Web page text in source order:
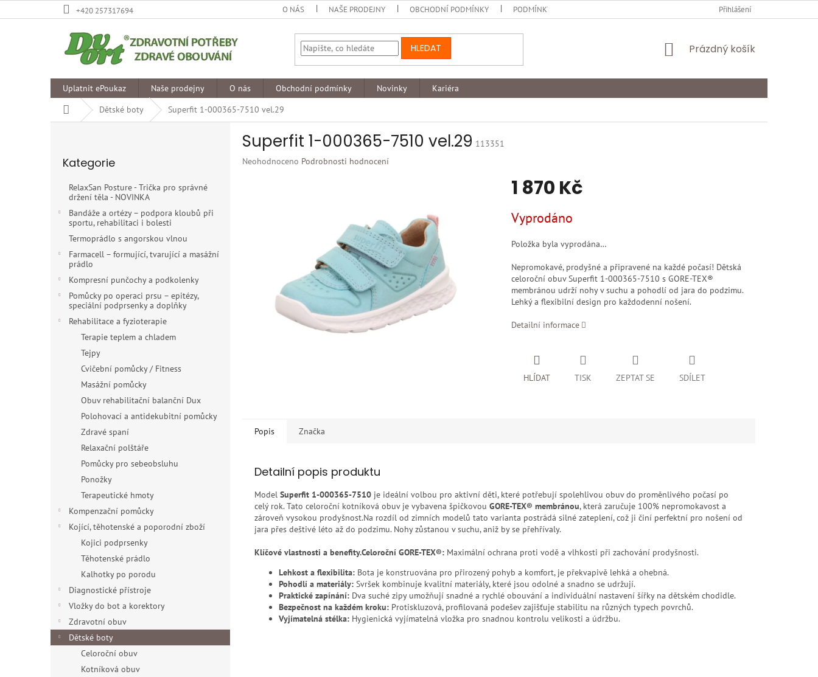
na
+420 257317694 O NÁS NAŠE PRODEJNY OBCHODNÍ PODMÍNKY PODMÍNKY OCHRANY OSOBNÍCH ÚDAJŮ ODSTOUPENÍ OD
Přihlášení
HLEDAT
NÁKUPNÍ
Prázdný košík
Uplatnit ePoukaz Naše prodejny O nás Obchodní podmínky Novinky
Kariéra
Domů
Dětské boty Superfit 1-000365-7510 vel.29
kategorie
Kategorie
RelaxSan Posture - Trička pro správné
držení těla - NOVINKA
Bandáže a ortézy – podpora kloubů při
sportu, rehabilitaci i bolesti
Termoprádlo s angorskou vlnou
Farmacell – formující, tvarující a masážní
prádlo
Kompresní punčochy a podkolenky
Pomůcky po operaci prsu – epitézy,
speciální podprsenky a doplňky
Rehabilitace a fyzioterapie
Terapie teplem a chladem
Tejpy
Cvičební pomůcky / Fitness
Masážní pomůcky
Obuv rehabilitační balanční Dux
Polohovací a antidekubitní pomůcky
Zdravé spaní
Relaxační polštáře
Pomůcky pro sebeobsluhu
Ponožky
Terapeutické hmoty
Kompenzační pomůcky
Kojící, těhotenské a poporodní zboží
Kojici podprsenky
Těhotenské prádlo
Kalhotky po porodu
Diagnostické přístroje
Vložky do bot a korektory
Zdravotní obuv
Dětské boty
Celoroční obuv
Kotníková obuv
Superfit 1-000365-7510 vel.29 113351
Průměrné
Neohodnoceno Podrobnosti hodnocení
1 870 Kč
cena:
Vyprodáno
Položka byla vyprodána…
Nepromokavé, prodyšné a připravené na každé počasí! Dětská
celoroční obuv Superfit 1-000365-7510 s GORE-TEX®
membránou udrží nohy v suchu a pohodlí od jara do podzimu.
Lehký a flexibilní design pro každodenní nošení.
Detailní informace
TISK ZEPTAT SE
HLÍDAT SDÍLET
Popis Značka
Detailní popis produktu
Model Superfit 1-000365-7510 je ideální volbou pro aktivní děti, které potřebují spolehlivou obuv do proměnlivého počasí po
celý rok. Tato celoroční kotníková obuv je vybavena špičkovou GORE-TEX® membránou, která zaručuje 100% nepromokavost a
zároveň vysokou prodyšnost.Na rozdíl od zimních modelů tato varianta postrádá silné zateplení, což ji činí perfektní pro nošení od
jara přes deštivé léto až do podzimu. Nohy zůstanou v suchu, aniž by se přehřívaly.
Klíčové vlastnosti a benefity.Celoroční GORE-TEX®: Maximální ochrana proti vodě a vlhkosti při zachování prodyšnosti.
Lehkost a flexibilita: Bota je konstruována pro přirozený pohyb a komfort, je překvapivě lehká a ohebná.
Pohodlí a materiály: Svršek kombinuje kvalitní materiály, které jsou odolné a snadno se udržují.
Praktické zapínání: Dva suché zipy umožňují snadné a rychlé obouvání a individuální nastavení šířky na dětském chodidle.
Bezpečnost na každém kroku: Protiskluzová, profilovaná podešev zajišťuje stabilitu na různých typech povrchů.
Vyjímatelná stélka: Hygienická vyjímatelná vložka pro snadnou kontrolu velikosti a údržbu.